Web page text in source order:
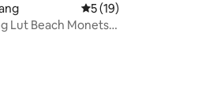
Gemiddelde
5 (19)
Lut Beach Monets